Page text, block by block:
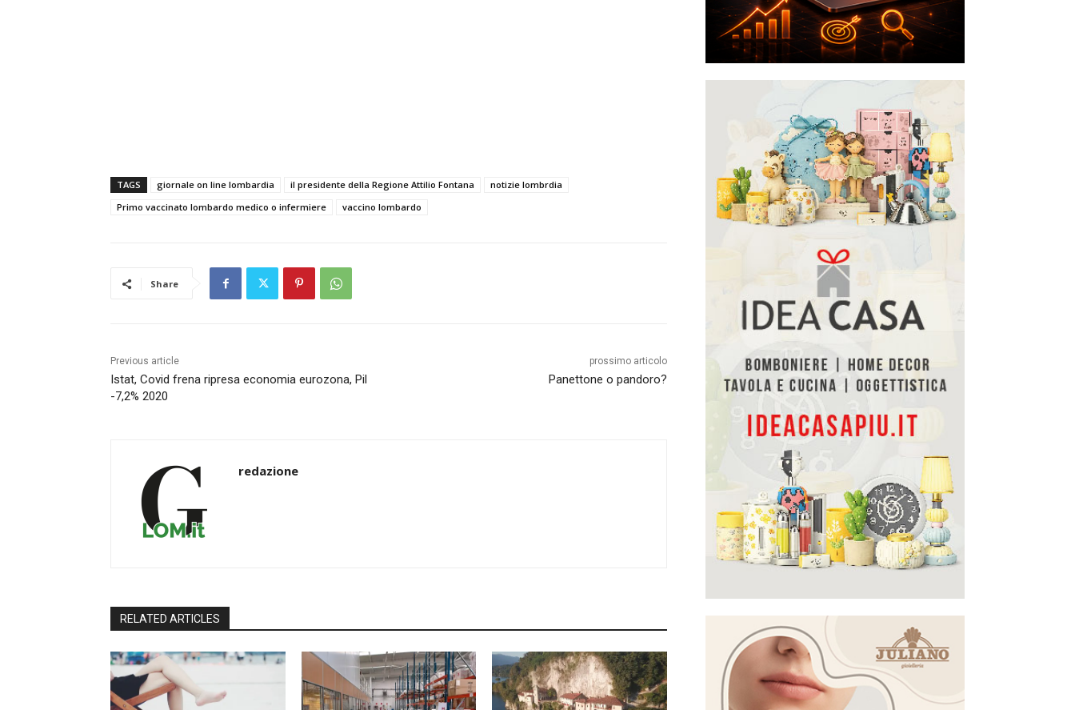
TAGS giornale on line lombardia il presidente della Regione Attilio Fontana
notizie lombrdia
Primo vaccinato lombardo medico o infermiere
vaccino lombardo
Share
Previous article
Istat, Covid frena ripresa economia eurozona, Pil
-7,2% 2020
prossimo articolo
Panettone o pandoro?
redazione
RELATED ARTICLES